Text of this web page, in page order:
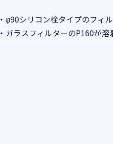
・φ90シリコン栓タイプのフィ
・ガラスフィルターのP160が溶